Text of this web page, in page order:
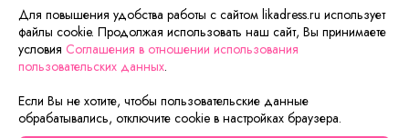
Лёгкая и красивая майка на тонких бретелях, свободного
кроя. Бретели и горловой вырез украшены тонким
кружевом, в сочетании оттенков рисунка на ткани.
Отличная майка прекрасно подойдёт как для отдыха, так
и для дома.
Для повышения удобства работы с сайтом likadress.ru использует
файлы cookie. Продолжая использовать наш сайт, Вы принимаете
условия Соглашения в отношении использования
пользовательских данных.
Если Вы не хотите, чтобы пользовательские данные
обрабатывались, отключите cookie в настройках браузера.